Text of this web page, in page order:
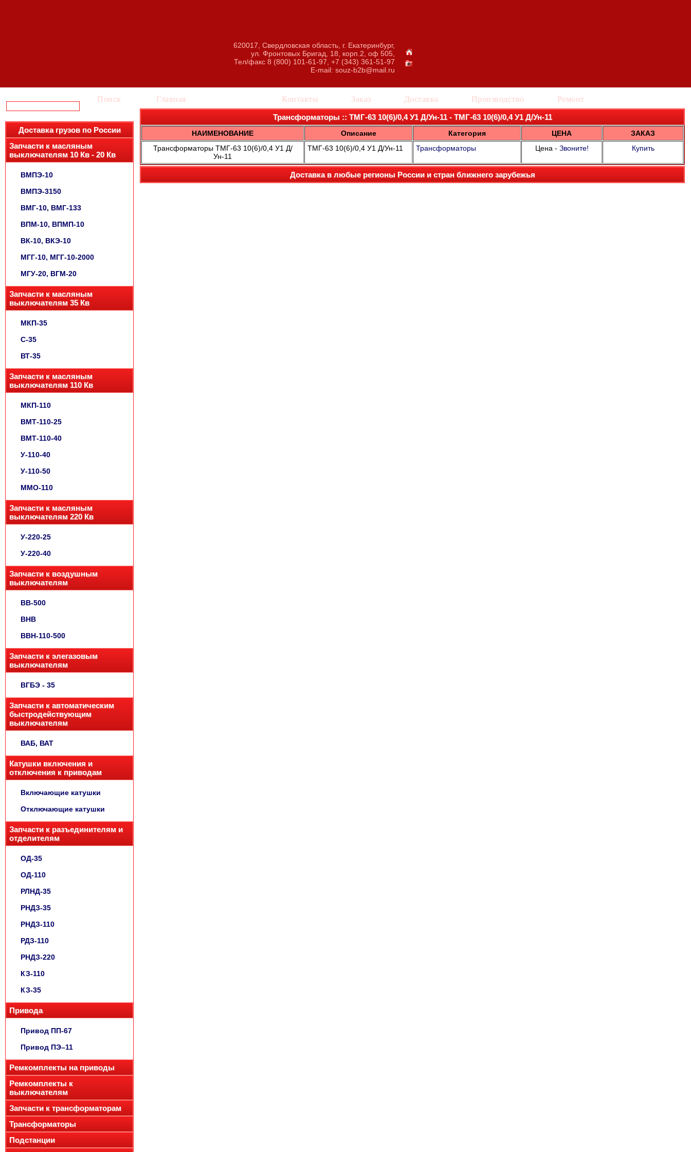
620017, Свердловская область, г. Екатеринбург,
ул. Фронтовых Бригад, 18, корп.2, оф 505,
Тел/факс 8 (800) 101-61-97, +7 (343) 361-51-97
E-mail: souz-b2b@mail.ru
Поиск
Доставка грузов по России
Запчасти к масляным
выключателям 10 Кв - 20 Кв
ВМПЭ-10
ВМПЭ-3150
ВМГ-10, ВМГ-133
ВПМ-10, ВПМП-10
ВК-10, ВКЭ-10
МГГ-10, МГГ-10-2000
МГУ-20, ВГМ-20
Запчасти к масляным
выключателям 35 Кв
МКП-35
С-35
ВТ-35
Запчасти к масляным
выключателям 110 Кв
МКП-110
ВМТ-110-25
ВМТ-110-40
У-110-40
У-110-50
ММО-110
Запчасти к масляным
выключателям 220 Кв
У-220-25
У-220-40
Запчасти к воздушным
выключателям
ВВ-500
ВНВ
ВВН-110-500
Запчасти к элегазовым
выключателям
ВГБЭ - 35
Запчасти к автоматическим
быстродействующим
выключателям
ВАБ, ВАТ
Катушки включения и
отключения к приводам
Включающие катушки
Отключающие катушки
Запчасти к разъединителям и
отделителям
ОД-35
ОД-110
РЛНД-35
РНДЗ-35
РНДЗ-110
РДЗ-110
РНДЗ-220
КЗ-110
КЗ-35
Привода
Привод ПП-67
Привод ПЭ–11
Ремкомплекты на приводы
Ремкомплекты к
выключателям
Запчасти к трансформаторам
Трансформаторы
Подстанции
Главная Контакты Заказ Доставка Производство Ремонт
Трансформаторы :: ТМГ-63 10(6)/0,4 У1 Д/Ун-11 - ТМГ-63 10(6)/0,4 У1 Д/Ун-11
НАИМЕНОВАНИЕ Описание Категория ЦЕНА
ЗАКАЗ
Трансформаторы ТМГ-63 10(6)/0,4 У1 Д/
Ун-11
ТМГ-63 10(6)/0,4 У1 Д/Ун-11 Трансформаторы Цена - Звоните! Купить
Доставка в любые регионы России и стран ближнего зарубежья